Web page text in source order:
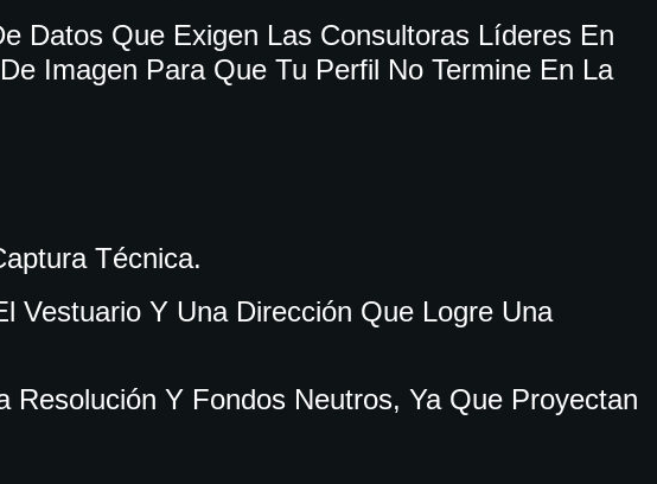
Datos Que Exigen Las Consultoras Líderes En
Imagen Para Que Tu Perfil No Termine En La
Técnica.
Vestuario Y Una Dirección Que Logre Una
Y Fondos Neutros, Ya Que Proyectan